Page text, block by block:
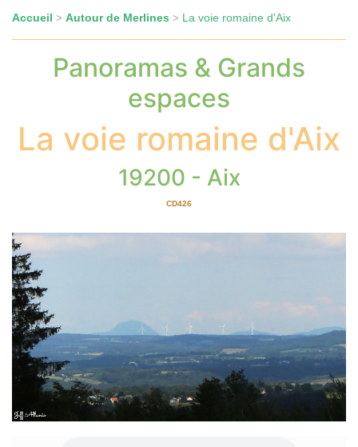
Accueil > Autour de Merlines > La voie romaine d'Aix
Panoramas & Grands
espaces
La voie romaine d'Aix
19200 - Aix
CD426